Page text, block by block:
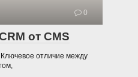
0
от CMS
отличие между